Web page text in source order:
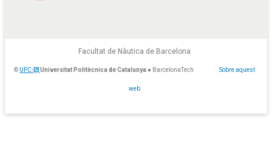
Facultat de Nàutica de Barcelona
© UPC Universitat Politècnica de Catalunya ● BarcelonaTech Sobre aquest
web